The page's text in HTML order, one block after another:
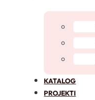
KATALOG
PROJEKTI